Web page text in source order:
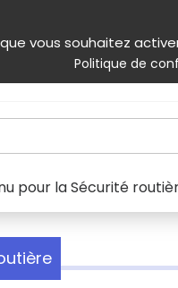
vous souhaitez
Politique de
& services
pour la Sécurité